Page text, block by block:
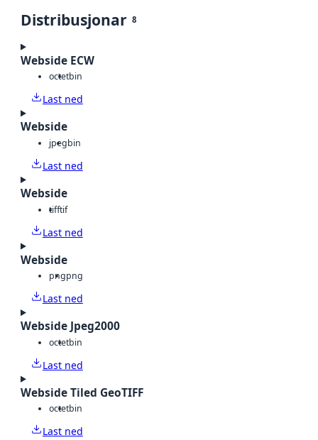
Distribusjonar 8
Webside ECW
octetbin
Last ned
Webside
jpegbin
Last ned
Webside
tifftif
Last ned
Webside
pngpng
Last ned
Webside Jpeg2000
octetbin
Last ned
Webside Tiled GeoTIFF
octetbin
Last ned